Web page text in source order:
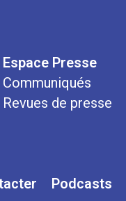
Espace Presse
Communiqués
Revues de presse
Podcasts